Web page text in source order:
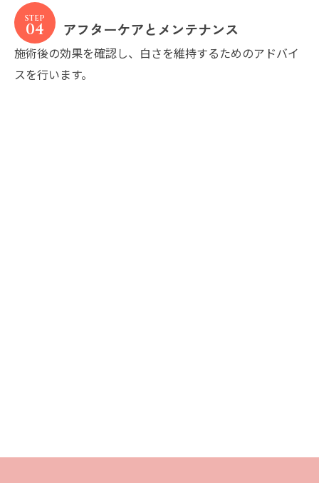
04 アフターケアとメンテナンス
施術後の効果を確認し、白さを維持するためのアドバイ
スを行います。